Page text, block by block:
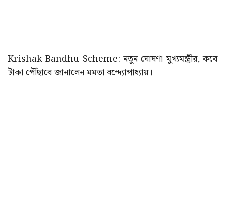
Krishak Bandhu Scheme: নতুন ঘোষণা মুখ্যমন্ত্রীর, কবে
টাকা পৌঁছাবে জানালেন মমতা বন্দ্যোপাধ্যায়।